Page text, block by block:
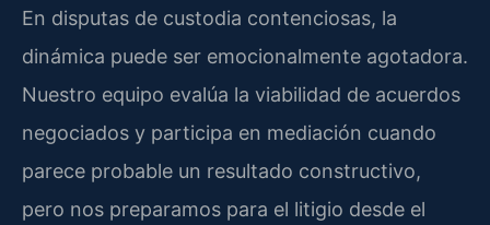
En disputas de custodia contenciosas, la
dinámica puede ser emocionalmente agotadora.
Nuestro equipo evalúa la viabilidad de acuerdos
negociados y participa en mediación cuando
parece probable un resultado constructivo,
pero nos preparamos para el litigio desde el